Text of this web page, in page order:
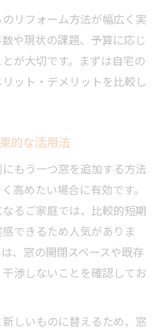
した窓リフォーム計画術
らしに与える変化
にもたらす快適性の向上
環境の改善効果とは
る窓リフォームの魅力
で変わる毎日の満足度
す窓リフォーム計画
する窓リフォーム計画の
極める窓リフォームの手
リフォーム方法が幅広く実
や現状の課題、予算に応じ
が大切です。まずは自宅の
ット・デメリットを比較し
的な活用法
もう一つ窓を追加する方法
高めたい場合に有効です。
るご家庭では、比較的短期
できるため人気がありま
、窓の開閉スペースや既存
渉しないことを確認してお
しいものに替えるため、窓